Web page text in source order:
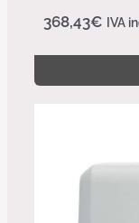
368,43€ IVA